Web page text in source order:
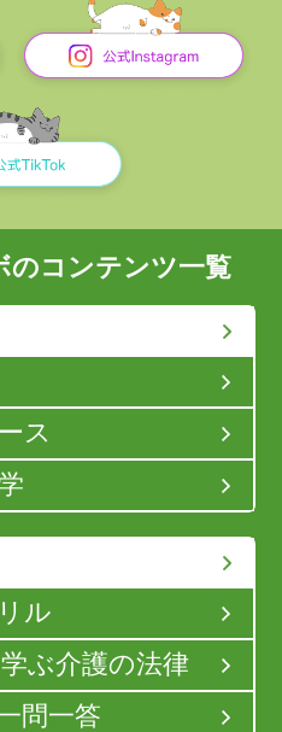
のコンテンツ一覧
ス
ル
ぶ介護の法律
問一答